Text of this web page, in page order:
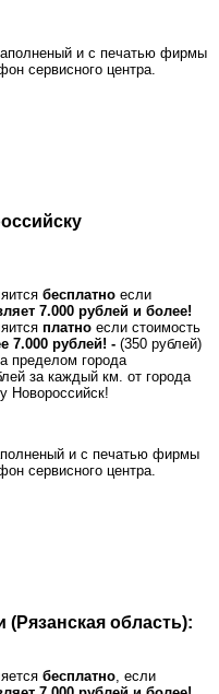
и с печатью фирмы
сервисного центра.
бесплатно если
7.000 рублей и более!
платно если стоимость
7.000 рублей! - (350 рублей)
пределом города
за каждый км. от города
Новороссийск!
и с печатью фирмы
сервисного центра.
(Рязанская область):
бесплатно, если